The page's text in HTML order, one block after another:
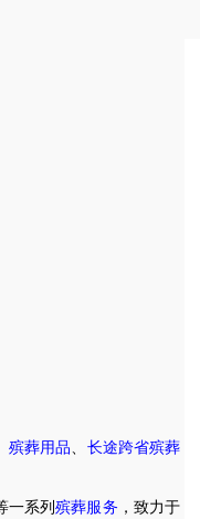
殡葬用品
长途跨省殡葬
一系列殡葬服务 ，致力于